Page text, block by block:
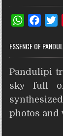
W
a
t
s
A
p
p
c
e
b
o
o
k
T
i
t
t
e
r
ESSENCE OF
Pandulipi
sky full of
photos and